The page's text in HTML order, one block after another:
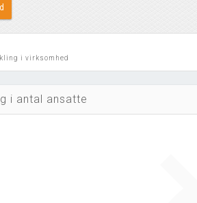
i virksomhed
i antal ansatte